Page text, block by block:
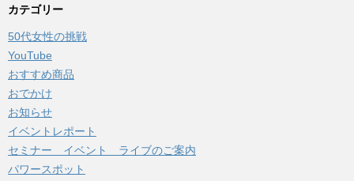
カ
ブ
カテゴリー
50代女性の挑戦
YouTube
おすすめ商品
おでかけ
お知らせ
イベントレポート
セミナー イベント ライブのご案内
パワースポット